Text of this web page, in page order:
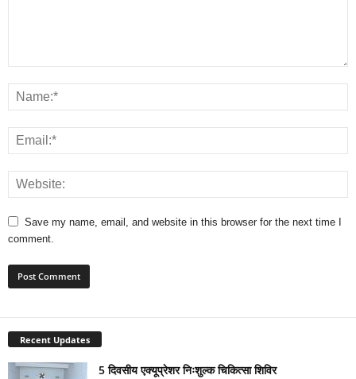
Save my name, email, and website in this browser for the next time I
comment.
Recent Updates
5 दिवसीय एक्यूप्रेशर निःशुल्क चिकित्सा शिविर